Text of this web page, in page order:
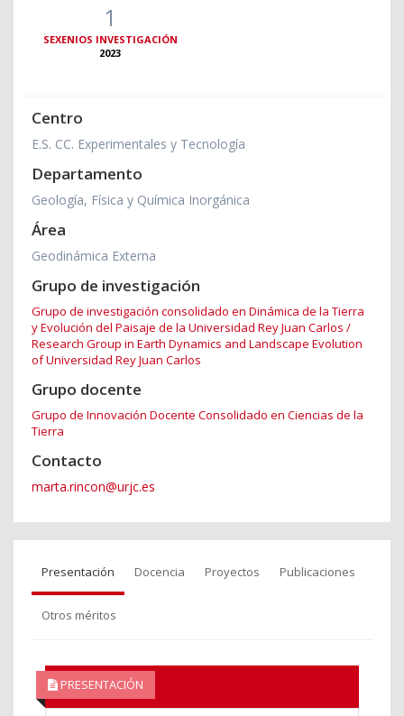
1
SEXENIOS INVESTIGACIÓN
2023
Centro
E.S. CC. Experimentales y Tecnología
Departamento
Geología, Física y Química Inorgánica
Área
Geodinámica Externa
Grupo de investigación
Grupo de investigación consolidado en Dinámica de la Tierra
y Evolución del Paisaje de la Universidad Rey Juan Carlos /
Research Group in Earth Dynamics and Landscape Evolution
of Universidad Rey Juan Carlos
Grupo docente
Grupo de Innovación Docente Consolidado en Ciencias de la
Tierra
Contacto
marta.rincon@urjc.es
Presentación Docencia Proyectos Publicaciones
Otros méritos
PRESENTACIÓN